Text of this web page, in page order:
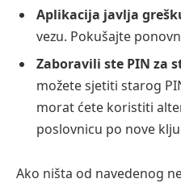
Aplikacija javlja
vezu. Pokušajte
Zaboravili ste PIN za
možete sjetiti starog
morat ćete koristiti
poslovnicu po nove
Ako ništa od navedenog